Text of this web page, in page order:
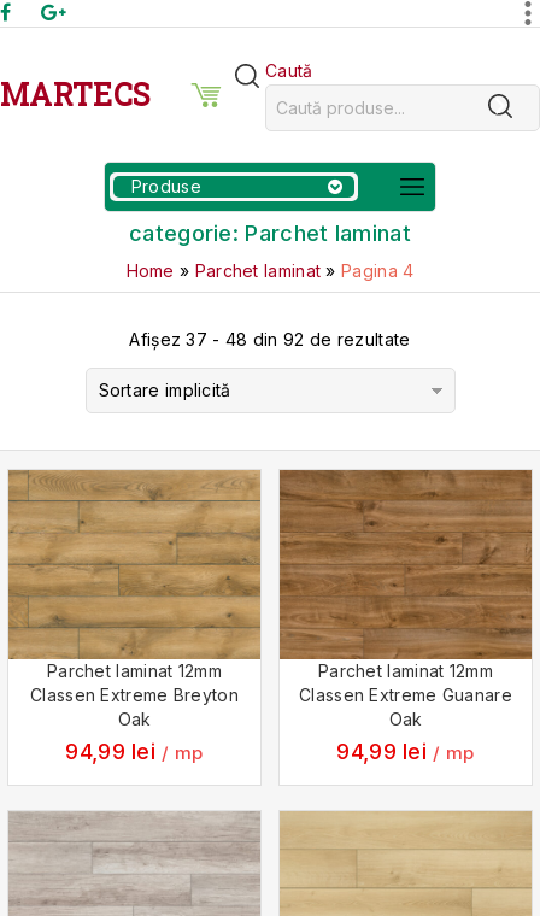
MARTECS
Caută
Produse
categorie: Parchet laminat
Home » Parchet laminat »Pagina 4
Afișez 37 - 48 din 92 de rezultate
Sortare implicită
Parchet laminat 12mm
Classen Extreme Breyton
Oak
94,99 lei / mp
Parchet laminat 12mm
Classen Extreme Guanare
Oak
94,99 lei / mp